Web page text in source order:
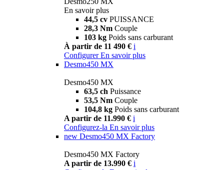
En savoir plus
44,5 cv PUISSANCE
28,3 Nm Couple
103 kg Poids sans carburant
À partir de 11 490 € i
Configurer En savoir plus
Desmo450 MX
Desmo450 MX
63,5 ch Puissance
53,5 Nm Couple
104,8 kg Poids sans carburant
A partir de 11.990 € i
Configurez-la En savoir plus
new Desmo450 MX Factory
Desmo450 MX Factory
A partir de 13.990 € i